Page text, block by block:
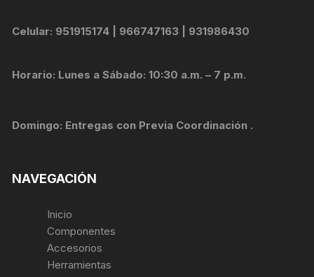
Celular: 951915174 | 966747163 | 931986430
Horario: Lunes a Sábado: 10:30 a.m. – 7 p.m.
Domingo: Entregas con Previa Coordinación .
NAVEGACIÓN
Inicio
Componentes
Accesorios
Herramientas